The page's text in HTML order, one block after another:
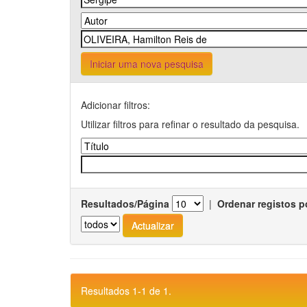
Iniciar uma nova pesquisa
Adicionar filtros:
Utilizar filtros para refinar o resultado da pesquisa.
Resultados/Página | Ordenar registos
Resultados 1-1 de 1.